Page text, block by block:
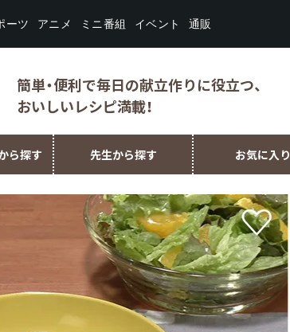
ーツ アニメ ミニ番組 イベント 通販
簡単・便利で毎日の献立作りに役立つ、
おいしいレシピ満載！
ら探す 先生から探す お気に入り